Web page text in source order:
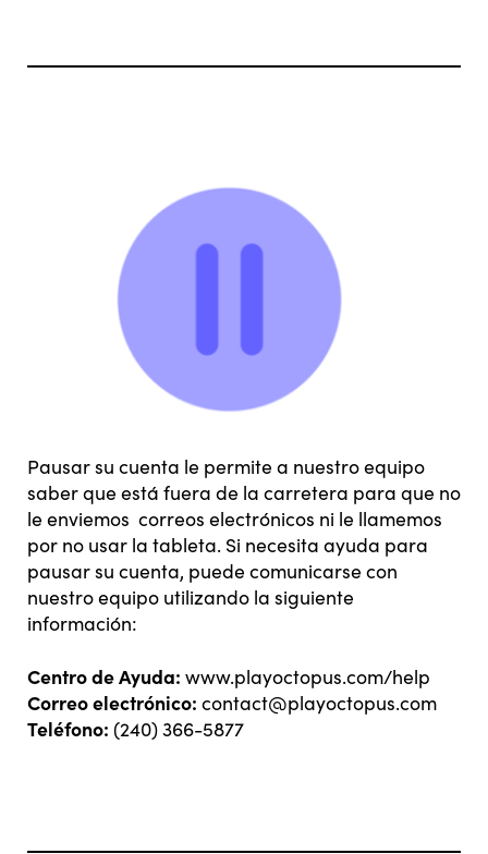
Pausar su cuenta le permite a nuestro equipo
saber que está fuera de la carretera para que no
le enviemos correos electrónicos ni le llamemos
por no usar la tableta. Si necesita ayuda para
pausar su cuenta, puede comunicarse con
nuestro equipo utilizando la siguiente
información:
Centro de Ayuda: www.playoctopus.com/help
Correo electrónico: contact@playoctopus.com
Teléfono: (240) 366-5877